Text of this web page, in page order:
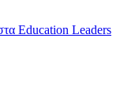
Education Leaders